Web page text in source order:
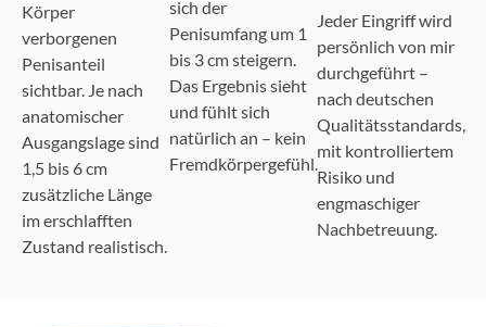
Körper
verborgenen
Penisanteil
sichtbar. Je nach
anatomischer
Ausgangslage sind
1,5 bis 6 cm
zusätzliche Länge
im erschlafften
Zustand realistisch.
sich der
Penisumfang um 1
bis 3 cm steigern.
Das Ergebnis sieht
und fühlt sich
natürlich an – kein
Fremdkörpergefühl.
Jeder Eingriff wird
persönlich von mir
durchgeführt –
nach deutschen
Qualitätsstandards,
mit kontrolliertem
Risiko und
engmaschiger
Nachbetreuung.